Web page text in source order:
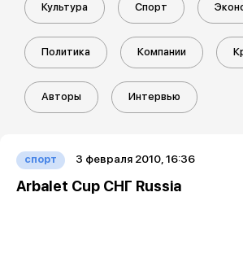
Культура Спорт
Политика Компании
Авторы Интервью
спорт 3 февраля 2010, 16:36
Arbalet Cup СНГ Russia